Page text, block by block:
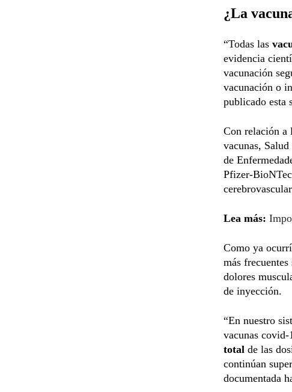
¿La
“Todas las
evidencia
vacunación
vacunación o
publicado esta
Con relación a
vacunas,
de
Pfizer-
Lea más:
Como ya
más
dolores
de inyección.
“En nuestro
vacunas covid-
total de las
continúan
documentada